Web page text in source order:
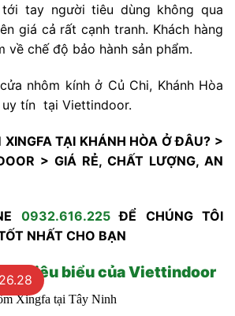
tay người tiêu dùng không qua
giá cả rất cạnh tranh. Khách hàng
về chế độ bảo hành sản phẩm.
nhôm kính ở Củ Chi, Khánh Hòa
tín tại Viettindoor.
TẠI KHÁNH HÒA Ở ĐÂU? >
> GIÁ RẺ, CHẤT LƯỢNG, AN
0932.616.225ĐỂ CHÚNG TÔI
NHẤT CHO BẠN
tiêu biểu của Viettindoor